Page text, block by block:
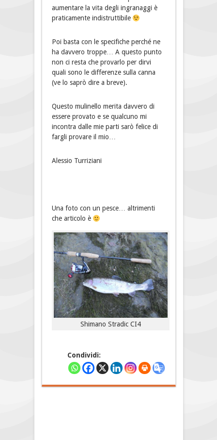
aumentare la vita degli ingranaggi è
praticamente indistruttibile
Poi basta con le specifiche perché ne
ha davvero troppe… A questo punto
non ci resta che provarlo per dirvi
quali sono le differenze sulla canna
(ve lo saprò dire a breve).
Questo mulinello merita davvero di
essere provato e se qualcuno mi
incontra dalle mie parti sarò felice di
fargli provare il mio…
Alessio Turriziani
Una foto con un pesce… altrimenti
che articolo è
Shimano Stradic CI4
Condividi: